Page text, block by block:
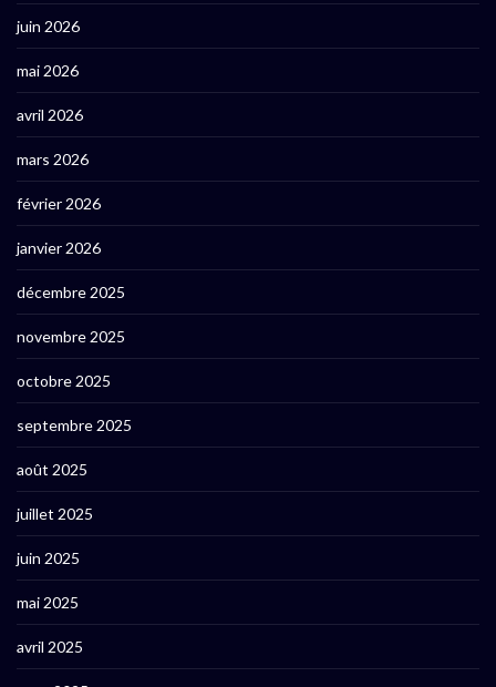
juin 2026
mai 2026
avril 2026
mars 2026
février 2026
janvier 2026
décembre 2025
novembre 2025
octobre 2025
septembre 2025
août 2025
juillet 2025
juin 2025
mai 2025
avril 2025